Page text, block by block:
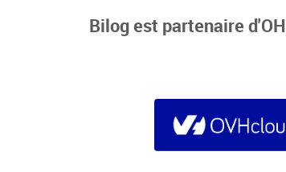
Bilog est partenaire